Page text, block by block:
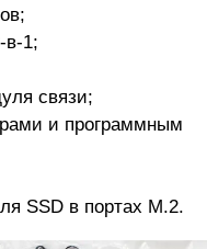
в-1;
связи;
и программным
SSD в портах M.2.